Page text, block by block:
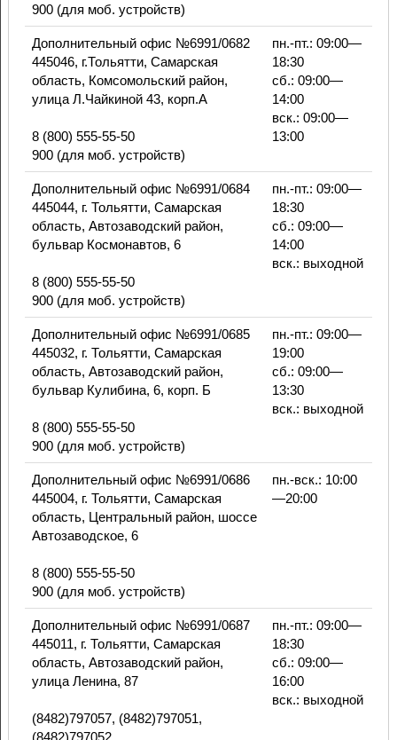
900 (для моб. устройств)
Дополнительный офис №6991/0682
445046, г.Тольятти, Самарская
область, Комсомольский район,
улица Л.Чайкиной 43, корп.А
8 (800) 555-55-50
900 (для моб. устройств)
пн.-пт.: 09:00—
18:30
сб.: 09:00—
14:00
вск.: 09:00—
13:00
Дополнительный офис №6991/0684
445044, г. Тольятти, Самарская
область, Автозаводский район,
бульвар Космонавтов, 6
8 (800) 555-55-50
900 (для моб. устройств)
пн.-пт.: 09:00—
18:30
сб.: 09:00—
14:00
вск.: выходной
Дополнительный офис №6991/0685
445032, г. Тольятти, Самарская
область, Автозаводский район,
бульвар Кулибина, 6, корп. Б
8 (800) 555-55-50
900 (для моб. устройств)
пн.-пт.: 09:00—
19:00
сб.: 09:00—
13:30
вск.: выходной
Дополнительный офис №6991/0686
445004, г. Тольятти, Самарская
область, Центральный район, шоссе
Автозаводское, 6
8 (800) 555-55-50
900 (для моб. устройств)
пн.-вск.: 10:00
—20:00
Дополнительный офис №6991/0687
445011, г. Тольятти, Самарская
область, Автозаводский район,
улица Ленина, 87
(8482)797057, (8482)797051,
пн.-пт.: 09:00—
18:30
сб.: 09:00—
16:00
вск.: выходной